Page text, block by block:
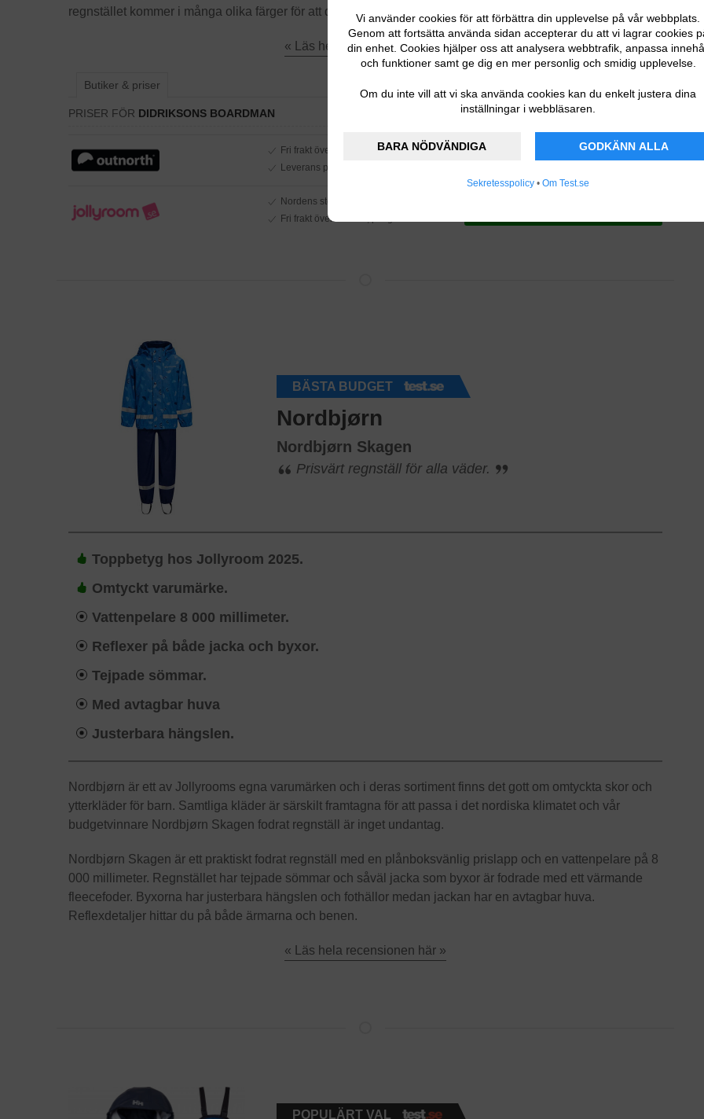
Vi använder cookies för att förbättra din upplevelse på vår webbplats.
Genom att fortsätta använda sidan accepterar du att vi lagrar cookies
din enhet. Cookies hjälper oss att analysera webbtrafik, anpassa
och funktioner samt ge dig en mer personlig och smidig upplevelse.
Om du inte vill att vi ska använda cookies kan du enkelt justera dina
inställningar i webbläsaren.
BARA NÖDVÄNDIGA GODKÄNN ALLA
Sekretesspolicy • Om Test.se
regnstället kommer i många olika färger för att det ska finnas någonting som passar för alla barn.
« Läs hela recensionen här »
Butiker & priser
PRISER FÖR DIDRIKSONS BOARDMAN
Fri frakt över 699 kr
Leverans på 2-4 vardagar
SE PRISET
Nordens största barn- och babybutik
Fri frakt över 1000 kr, prisgaranti
BÄSTA BUDGET
Nordbjørn
Nordbjørn Skagen
Prisvärt regnställ för alla väder.
Toppbetyg hos Jollyroom 2025.
Omtyckt varumärke.
Vattenpelare 8 000 millimeter.
Reflexer på både jacka och byxor.
Tejpade sömmar.
Med avtagbar huva
Justerbara hängslen.
Nordbjørn är ett av Jollyrooms egna varumärken och i deras sortiment finns det gott om omtyckta skor och
ytterkläder för barn. Samtliga kläder är särskilt framtagna för att passa i det nordiska klimatet och vår
budgetvinnare Nordbjørn Skagen fodrat regnställ är inget undantag.
Nordbjørn Skagen är ett praktiskt fodrat regnställ med en plånboksvänlig prislapp och en vattenpelare på 8
000 millimeter. Regnstället har tejpade sömmar och såväl jacka som byxor är fodrade med ett värmande
fleecefoder. Byxorna har justerbara hängslen och fothällor medan jackan har en avtagbar huva.
Reflexdetaljer hittar du på både ärmarna och benen.
« Läs hela recensionen här »
POPULÄRT VAL